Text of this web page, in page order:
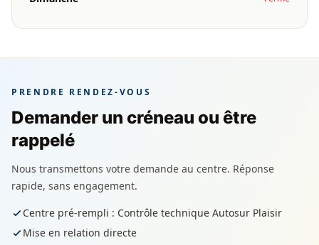
PRENDRE RENDEZ-VOUS
Demander un créneau ou être
rappelé
Nous transmettons votre demande au centre. Réponse
rapide, sans engagement.
Centre pré-rempli : Contrôle technique Autosur Plaisir
Mise en relation directe